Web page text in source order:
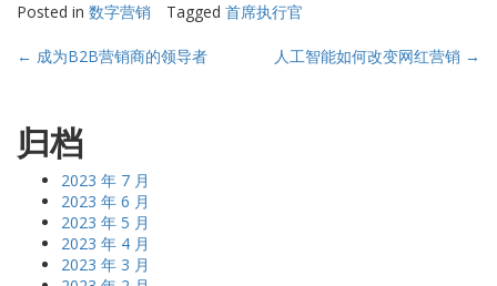
Posted in 数字营销 Tagged 首席执行官
Post
← 成为B2B营销商的领导者 人工智能如何改变网红营销 →
归档
2023 年 7 月
2023 年 6 月
2023 年 5 月
2023 年 4 月
2023 年 3 月